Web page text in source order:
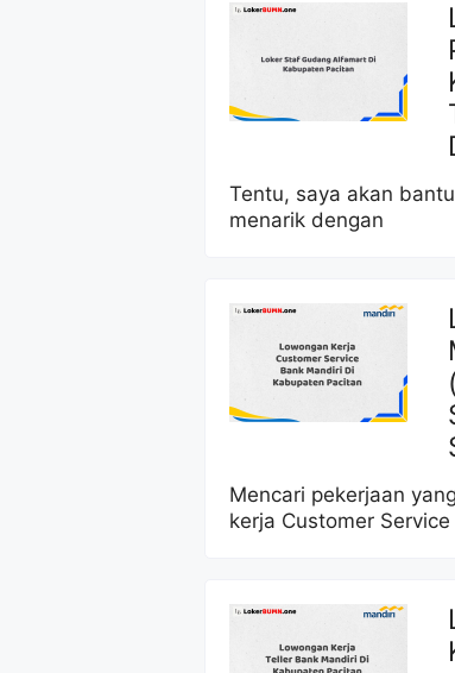
Tentu, saya akan
menarik dengan
Mencari pekerjaan
kerja Customer Service